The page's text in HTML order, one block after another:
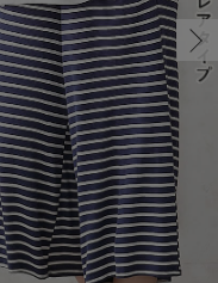
パジャマ
インナー
雑貨
ベビー
MAX55%OFF ブラックフ
ツィード派
王道シンプル派
セットアップ派
セット
ワーク・オフィス
カジュアル
フォーマル / オケー
あったかアイテム｜
女の子におススメの
男の子におススメの
定番ギフト
もらって嬉しいギフト
かわいくておもしろ
何枚あっても嬉しい
レギンス・タイツ
カップ付きインナー
あったか度◎
裏起毛素材